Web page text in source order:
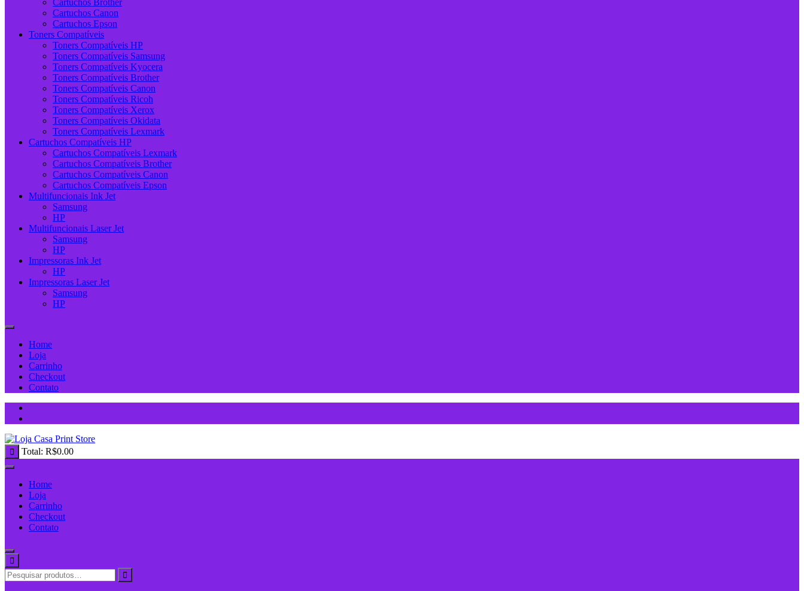
Cartuchos Brother
Cartuchos Canon
Cartuchos Epson
Toners Compatíveis
Toners Compatíveis HP
Toners Compatíveis Samsung
Toners Compatíveis Kyocera
Toners Compatíveis Brother
Toners Compatíveis Canon
Toners Compatíveis Ricoh
Toners Compatíveis Xerox
Toners Compatíveis Okidata
Toners Compatíveis Lexmark
Cartuchos Compatíveis HP
Cartuchos Compatíveis Lexmark
Cartuchos Compatíveis Brother
Cartuchos Compatíveis Canon
Cartuchos Compatíveis Epson
Multifuncionais Ink Jet
Samsung
HP
Multifuncionais Laser Jet
Samsung
HP
Impressoras Ink Jet
HP
Impressoras Laser Jet
Samsung
HP
Home
Loja
Carrinho
Checkout
Contato
Total: R$0.00
Home
Loja
Carrinho
Checkout
Contato